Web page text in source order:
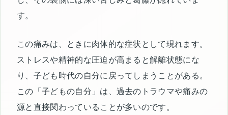
す。
この痛みは、ときに肉体的な症状として現れます。
ストレスや精神的な圧迫が高まると解離状態にな
り、子ども時代の自分に戻ってしまうことがある。
この「子どもの自分」は、過去のトラウマや痛みの
源と直接関わっていることが多いのです。